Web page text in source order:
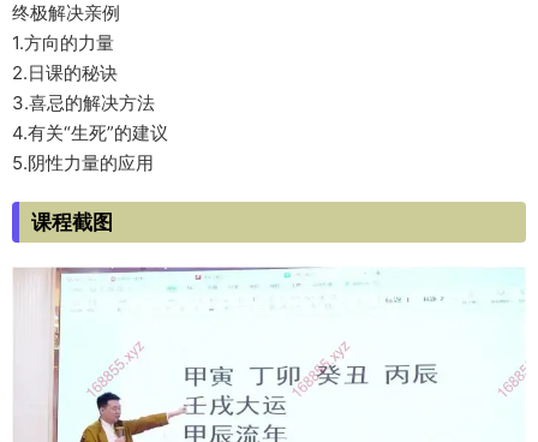
终极解决亲例
1.方向的力量
2.日课的秘诀
3.喜忌的解决方法
4.有关“生死”的建议
5.阴性力量的应用
课程截图